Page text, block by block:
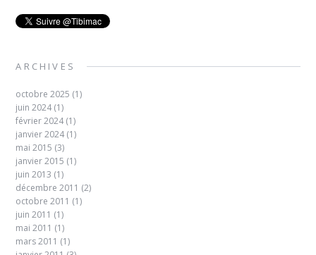
ARCHIVES
octobre 2025 (1)
juin 2024(1)
février 2024(1)
janvier 2024(1)
mai 2015 (3)
janvier 2015 (1)
juin 2013 (1)
décembre 2011 (2)
octobre 2011 (1)
juin 2011 (1)
mai 2011 (1)
mars 2011 (1)